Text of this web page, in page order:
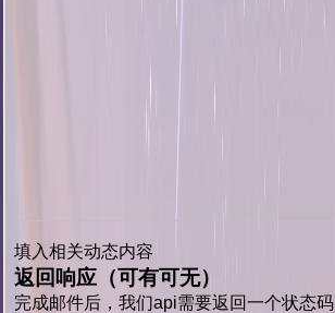
填入相关动态内容
返回响应（可有可无）
完成邮件后，我们api需要返回一个状态码